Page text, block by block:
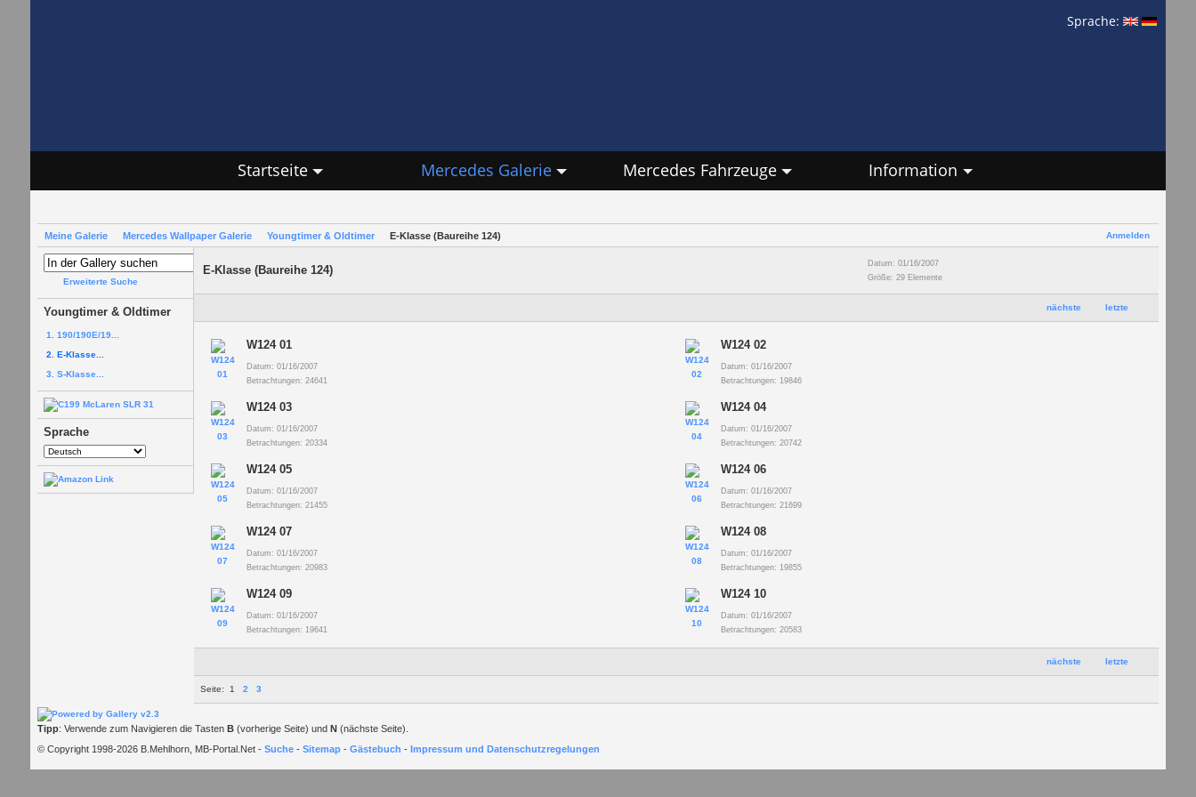
Sprache:
Startseite Mercedes Galerie Mercedes Fahrzeuge Information
Anmelden
Meine Galerie Mercedes Wallpaper Galerie Youngtimer & Oldtimer E-Klasse (Baureihe 124)
Erweiterte Suche
Youngtimer & Oldtimer
1. 190/190E/19...
2. E-Klasse...
3. S-Klasse...
Sprache
E-Klasse (Baureihe 124)
Datum: 01/16/2007
Größe: 29 Elemente
nächste letzte
W124 01
Datum: 01/16/2007
Betrachtungen: 24641
W124 02
Datum: 01/16/2007
Betrachtungen: 19846
W124 03
Datum: 01/16/2007
Betrachtungen: 20334
W124 04
Datum: 01/16/2007
Betrachtungen: 20742
W124 05
Datum: 01/16/2007
Betrachtungen: 21455
W124 06
Datum: 01/16/2007
Betrachtungen: 21699
W124 07
Datum: 01/16/2007
Betrachtungen: 20983
W124 08
Datum: 01/16/2007
Betrachtungen: 19855
W124 09
Datum: 01/16/2007
Betrachtungen: 19641
W124 10
Datum: 01/16/2007
Betrachtungen: 20583
nächste letzte
Seite: 1 2 3
Tipp: Verwende zum Navigieren die Tasten B(vorherige Seite) und N(nächste Seite).
© Copyright 1998-2026 B.Mehlhorn, MB-Portal.Net - Suche- Sitemap- Gästebuch - Impressum und Datenschutzregelungen